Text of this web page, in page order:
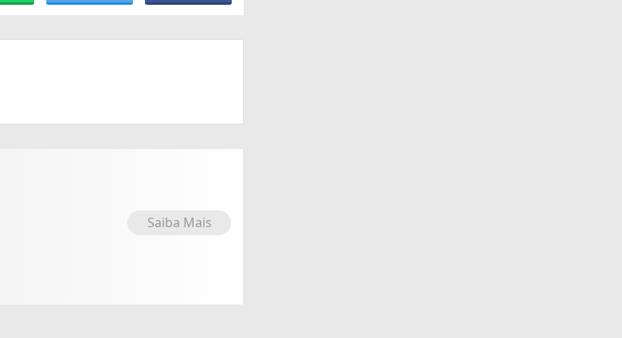
Saiba Mais